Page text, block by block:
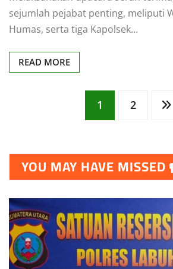
sejumlah pejabat penting, meliputi
Humas, serta tiga Kapolsek…
READ MORE
pagination
1 2
YOU MAY HAVE MISSED